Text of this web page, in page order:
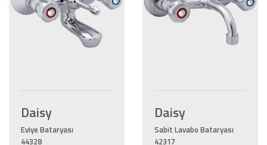
Daisy
Eviye Bataryası
44328
Daisy
Sabit Lavabo Bataryası
42317